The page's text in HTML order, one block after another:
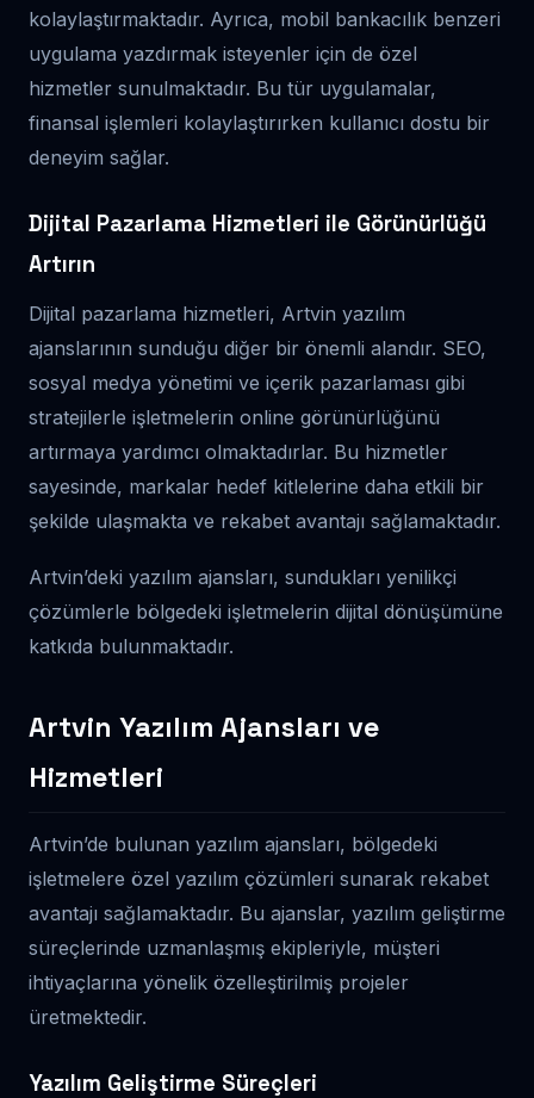
kolaylaştırmaktadır. Ayrıca, mobil bankacılık benzeri
uygulama yazdırmak isteyenler için de özel
hizmetler sunulmaktadır. Bu tür uygulamalar,
finansal işlemleri kolaylaştırırken kullanıcı dostu bir
deneyim sağlar.
Dijital Pazarlama Hizmetleri ile Görünürlüğü
Artırın
Dijital pazarlama hizmetleri, Artvin yazılım
ajanslarının sunduğu diğer bir önemli alandır. SEO,
sosyal medya yönetimi ve içerik pazarlaması gibi
stratejilerle işletmelerin online görünürlüğünü
artırmaya yardımcı olmaktadırlar. Bu hizmetler
sayesinde, markalar hedef kitlelerine daha etkili bir
şekilde ulaşmakta ve rekabet avantajı sağlamaktadır.
Artvin’deki yazılım ajansları, sundukları yenilikçi
çözümlerle bölgedeki işletmelerin dijital dönüşümüne
katkıda bulunmaktadır.
Artvin Yazılım Ajansları ve
Hizmetleri
Artvin’de bulunan yazılım ajansları, bölgedeki
işletmelere özel yazılım çözümleri sunarak rekabet
avantajı sağlamaktadır. Bu ajanslar, yazılım geliştirme
süreçlerinde uzmanlaşmış ekipleriyle, müşteri
ihtiyaçlarına yönelik özelleştirilmiş projeler
üretmektedir.
Yazılım Geliştirme Süreçleri